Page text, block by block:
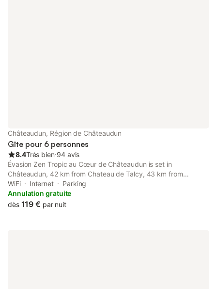
Châteaudun, Région de Châteaudun
Gîte pour 6 personnes
8.4Très bien⋅94 avis
Évasion Zen Tropic au Cœur de Châteaudun is set in
Châteaudun, 42 km from Chateau de Talcy, 43 km from
Chateau de Meung sur Loire, as well as 45 km from Municipal
Theatre of Chartres.
WiFi Internet
Parking
Annulation gratuite
dès 119 € par nuit